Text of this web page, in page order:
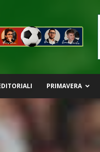
PRIMAVERA